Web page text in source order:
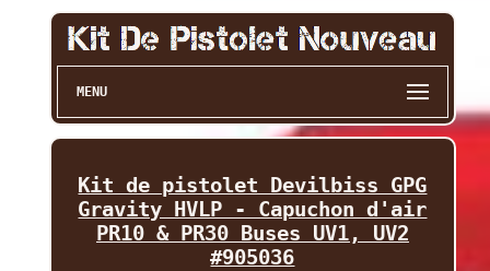
MENU
Kit de pistolet Devilbiss GPG
Gravity HVLP - Capuchon d'air
PR10 & PR30 Buses UV1, UV2
#905036